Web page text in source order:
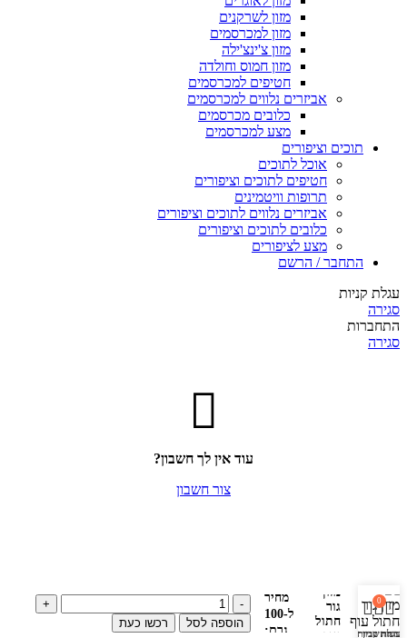
מזון לשרקנים
מזון למכרסמים
מזון צ'ינצ'ילה
מזון חמוס וחולדה
חטיפים למכרסמים
אביזרים נלווים למכרסמים
כלובים מכרסמים
מצע למכרסמים
תוכים וציפורים
אוכל לתוכים
חטיפים לתוכים וציפורים
תרופות וויטמינים
אביזרים נלווים לתוכים וציפורים
כלובים לתוכים וציפורים
מצע לציפורים
התחבר / הרשם
עגלת קניות
סגירה
התחברות
סגירה
עוד אין לך חשבון?
צור חשבון
מזון
גור
חתול
מחיר
ל-100
גרם:
הוספה לסל רכשו כעת
חנות
0
עגלת קניות
החשבון שלי